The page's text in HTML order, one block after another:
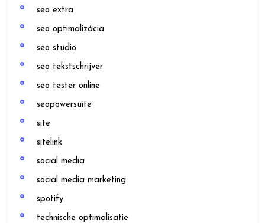
seo extra
seo optimalizácia
seo studio
seo tekstschrijver
seo tester online
seopowersuite
site
sitelink
social media
social media marketing
spotify
technische optimalisatie